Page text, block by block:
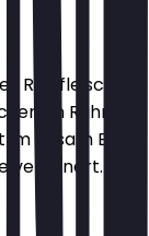
Rindfleisch
Rührei,
Sesam Bun
verfeinert.